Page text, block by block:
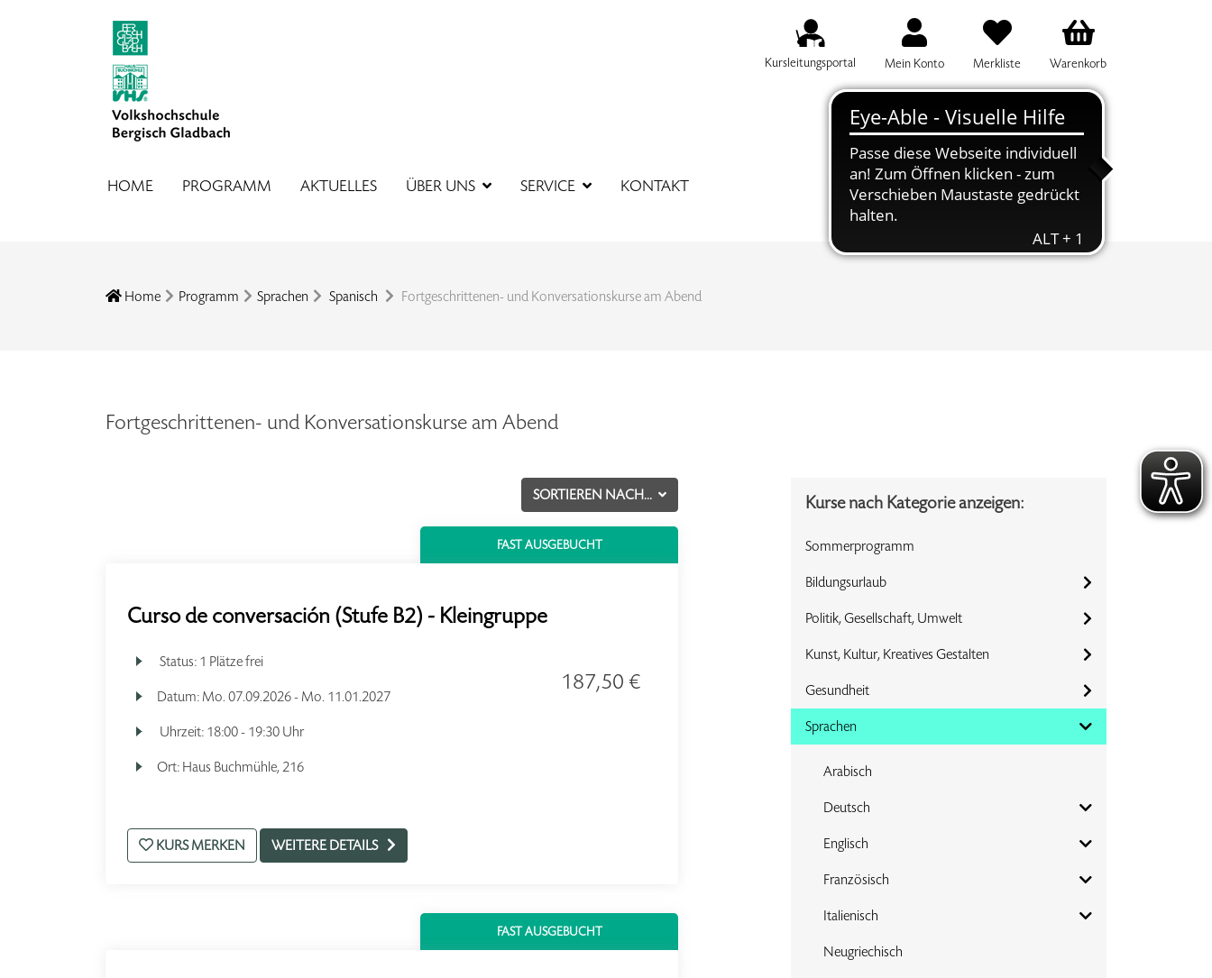
Kursleitungsportal Mein Konto Merkliste Warenkorb
HOME PROGRAMM AKTUELLES ÜBER UNS SERVICE KONTAKT
SUCHBEGRIFF FÜR DIE KURSSUCHE EINGEBEN
Home Programm Sprachen Spanisch Fortgeschrittenen- und Konversationskurse am Abend
Fortgeschrittenen- und Konversationskurse am Abend
SORTIEREN NACH...
FAST AUSGEBUCHT
Curso de conversación (Stufe B2) - Kleingruppe
Status: 1 Plätze frei
Datum: Mo. 07.09.2026 - Mo. 11.01.2027
Uhrzeit: 18:00 - 19:30 Uhr
Ort: Haus Buchmühle, 216
187,50 €
KURS MERKEN WEITERE DETAILS
FAST AUSGEBUCHT
Kurse nach Kategorie anzeigen:
Sommerprogramm
Bildungsurlaub
Politik, Gesellschaft, Umwelt
Kunst, Kultur, Kreatives Gestalten
Gesundheit
Sprachen
Arabisch
Deutsch
Englisch
Französisch
Italienisch
Neugriechisch